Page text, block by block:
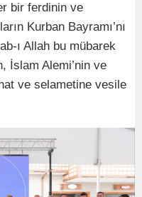
bir ferdinin ve
Kurban Bayramı’nı
ı Allah bu mübarek
İslam Alemi’nin ve
ve selametine vesile